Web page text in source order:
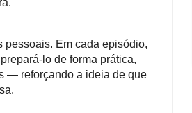
pessoais. Em cada episódio,
lo de forma prática,
— reforçando a ideia de que